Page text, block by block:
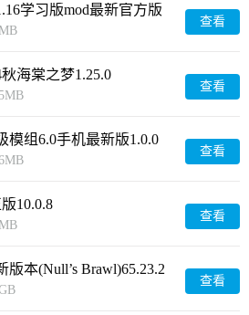
学习版mod最新官方版
查看
海棠之梦1.25.0
查看
模组6.0手机最新版1.0.0
查看
10.0.8
查看
版本(Null’s Brawl)65.23.2
查看